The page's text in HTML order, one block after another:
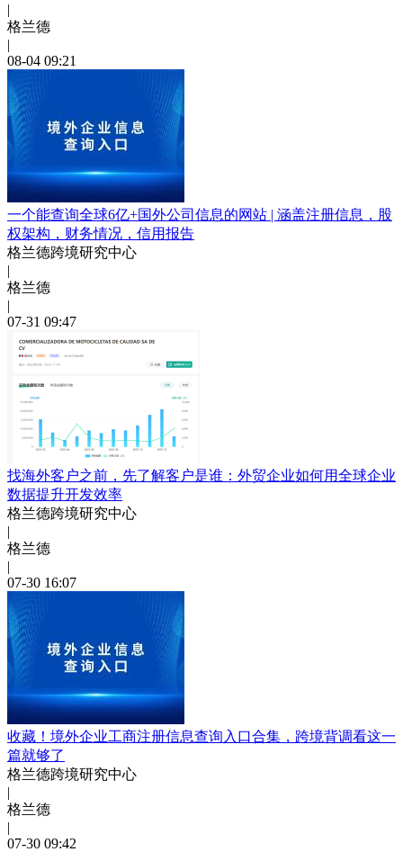
|
格兰德
|
08-04 09:21
一个能查询全球6亿+国外公司信息的网站 | 涵盖注册信息，股
权架构，财务情况，信用报告
格兰德跨境研究中心
|
格兰德
|
07-31 09:47
找海外客户之前，先了解客户是谁：外贸企业如何用全球企业
数据提升开发效率
格兰德跨境研究中心
|
格兰德
|
07-30 16:07
收藏！境外企业工商注册信息查询入口合集，跨境背调看这一
篇就够了
格兰德跨境研究中心
|
格兰德
|
07-30 09:42